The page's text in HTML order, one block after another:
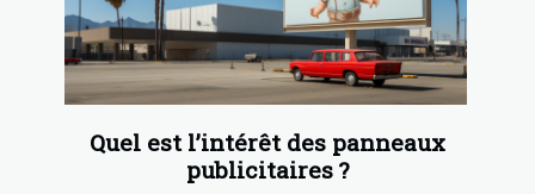
Quel est l’intérêt des panneaux
publicitaires ?